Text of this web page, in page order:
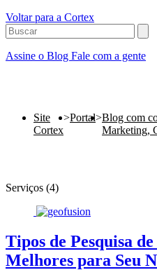
Voltar para a Cortex
Assine o Blog Fale com a gente
Site
Cortex
>Portal>Blog com
Marketing,
Serviços (4)
Tipos de Pesquisa
Melhores para Seu